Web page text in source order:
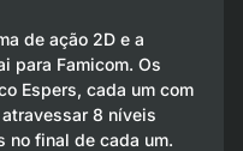
de ação 2D e a
para Famicom. Os
Espers, cada um com
8 níveis
no final de cada um.